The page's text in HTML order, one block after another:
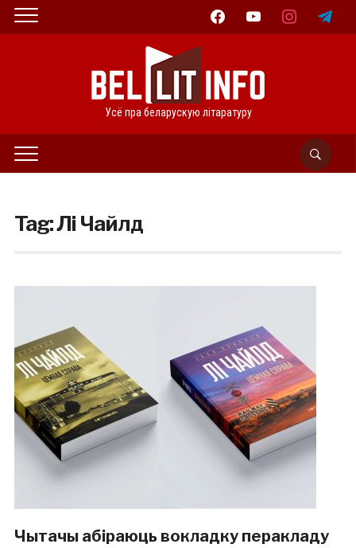
facebookyoutube instagramtelegram
Усё пра беларускую літаратуру
Tag:Лі Чайлд
Чытачы абіраюць вокладку перакладу